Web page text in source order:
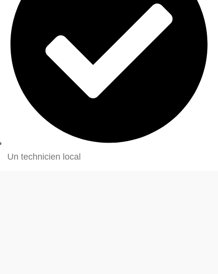
Un technicien local